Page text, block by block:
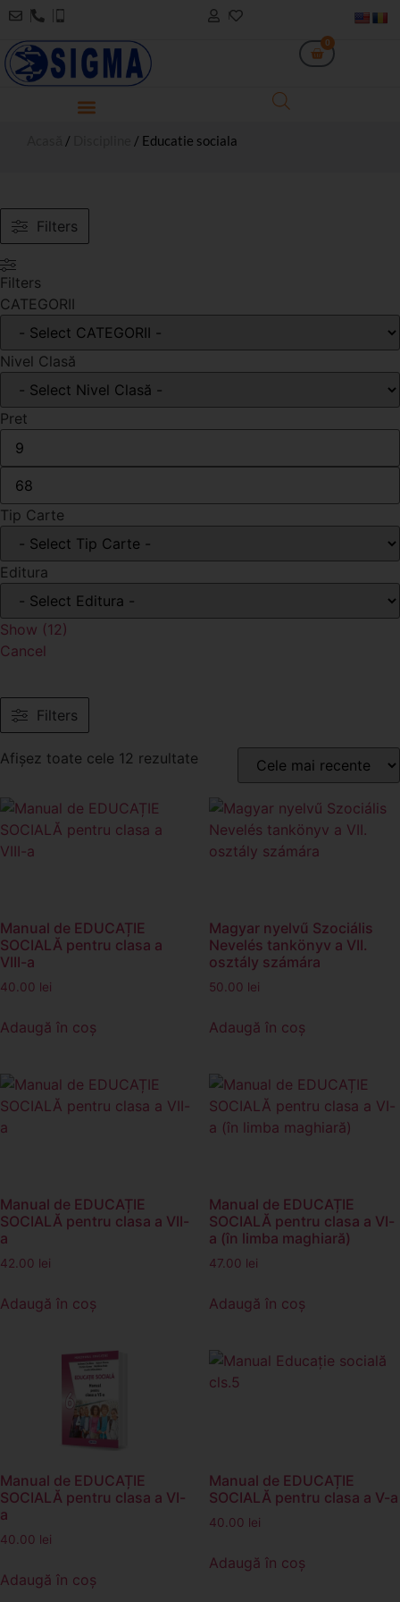
0
/ / Educatie sociala
Filters
Filters
CATEGORII
Nivel Clasă
Pret
Tip Carte
Editura
Show (12)
Cancel
Filters
Afișez toate cele 12 rezultate
Manual de EDUCAȚIE
SOCIALĂ pentru clasa a
VIII-a
40.00 lei
Adaugă în coș
Magyar nyelvű Szociális
Nevelés tankönyv a VII.
osztály számára
50.00 lei
Adaugă în coș
Manual de EDUCAȚIE
SOCIALĂ pentru clasa a VII-
a
42.00 lei
Adaugă în coș
Manual de EDUCAȚIE
SOCIALĂ pentru clasa a VI-
a (în limba maghiară)
47.00 lei
Adaugă în coș
Manual de EDUCAȚIE
SOCIALĂ pentru clasa a VI-
a
40.00 lei
Adaugă în coș
Manual de EDUCAȚIE
SOCIALĂ pentru clasa a V-a
40.00 lei
Adaugă în coș